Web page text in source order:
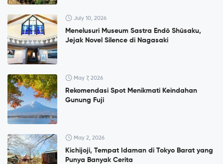
July 10, 2026
Menelusuri Museum Sastra Endō Shūsaku,
Jejak Novel Silence di Nagasaki
May 7, 2026
Rekomendasi Spot Menikmati Keindahan
Gunung Fuji
May 2, 2026
Kichijoji, Tempat Idaman di Tokyo Barat yang
Punya Banyak Cerita